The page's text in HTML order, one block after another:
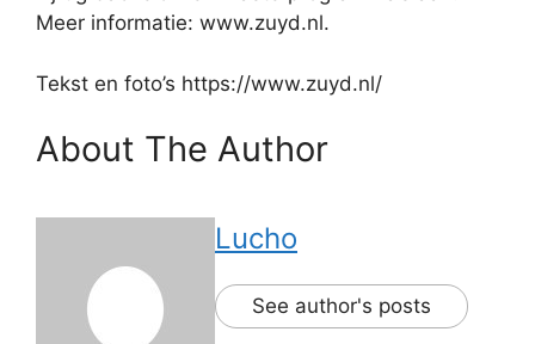
Meer informatie: www.zuyd.nl.
Tekst en foto’s https://www.zuyd.nl/
About The Author
Lucho
See author's posts